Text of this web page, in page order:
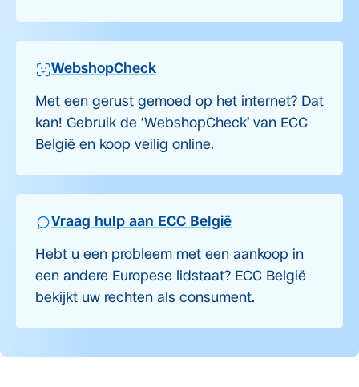
WebshopCheck
Met een gerust gemoed op het internet? Dat
kan! Gebruik de ‘WebshopCheck’ van ECC
België en koop veilig online.
Vraag hulp aan ECC België
Hebt u een probleem met een aankoop in
een andere Europese lidstaat? ECC België
bekijkt uw rechten als consument.